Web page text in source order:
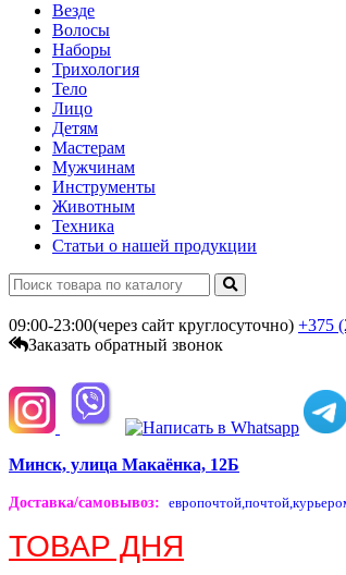
Везде
Волосы
Наборы
Трихология
Тело
Лицо
Детям
Мастерам
Мужчинам
Инструменты
Животным
Техника
Статьи о нашей продукции
09:00-23:00(через сайт круглосуточно) +375
Заказать обратный звонок
Минск, улица Макаёнка, 12Б
Доставка/самовывоз: европочтой,почтой,
ТОВАР ДНЯ